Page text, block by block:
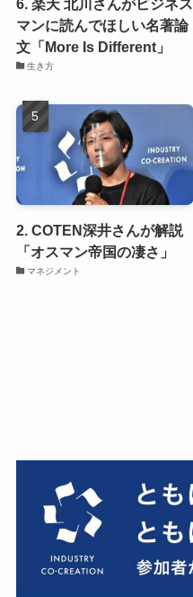
6. 楽天 北川さんがビジネス
マンに読んでほしい名著論
文「More Is Different」
生き方
2. COTEN深井さんが解説
「オスマン帝国の凄さ」
マネジメント